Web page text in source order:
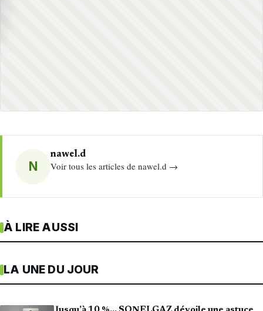
N
nawel.d
Voir tous les articles de nawel.d →
À LIRE AUSSI
LA UNE DU JOUR